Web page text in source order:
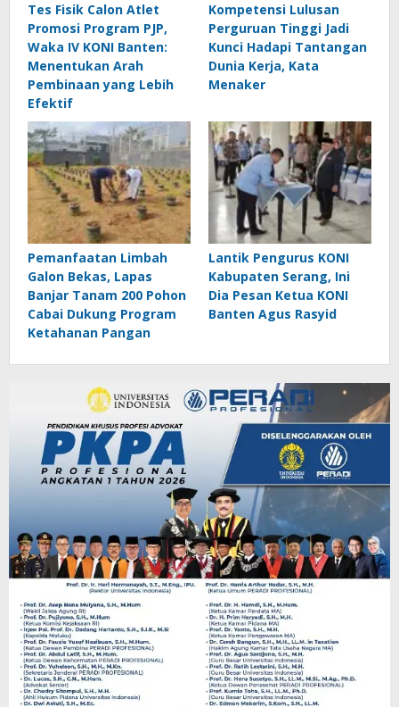
Tes Fisik Calon Atlet
Promosi Program PJP,
Waka IV KONI Banten:
Menentukan Arah
Pembinaan yang Lebih
Efektif
Kompetensi Lulusan
Perguruan Tinggi Jadi
Kunci Hadapi Tantangan
Dunia Kerja, Kata
Menaker
Pemanfaatan Limbah
Galon Bekas, Lapas
Banjar Tanam 200 Pohon
Cabai Dukung Program
Ketahanan Pangan
Lantik Pengurus KONI
Kabupaten Serang, Ini
Dia Pesan Ketua KONI
Banten Agus Rasyid